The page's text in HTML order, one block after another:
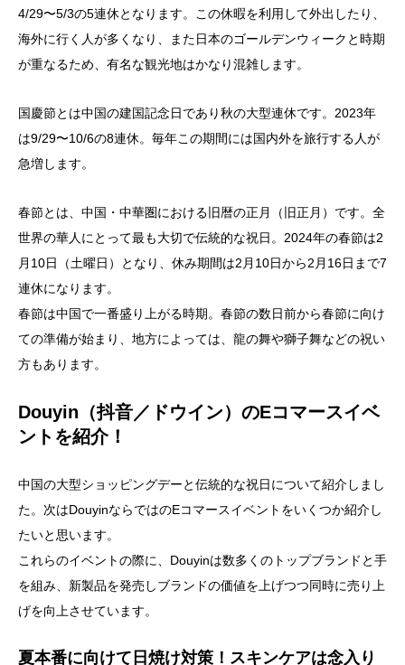
4/29〜5/3の5連休となります。この休暇を利用して外出したり、
海外に行く人が多くなり、また日本のゴールデンウィークと時期
が重なるため、有名な観光地はかなり混雑します。
国慶節とは中国の建国記念日であり秋の大型連休です。2023年
は9/29〜10/6の8連休。毎年この期間には国内外を旅行する人が
急増します。
春節とは、中国・中華圏における旧暦の正月（旧正月）です。全
世界の華人にとって最も大切で伝統的な祝日。2024年の春節は2
月10日（土曜日）となり、休み期間は2月10日から2月16日まで7
連休になります。
春節は中国で一番盛り上がる時期。春節の数日前から春節に向け
ての準備が始まり、地方によっては、龍の舞や獅子舞などの祝い
方もあります。
Douyin（抖音／ドウイン）のEコマースイベ
ントを紹介！
中国の大型ショッピングデーと伝統的な祝日について紹介しまし
た。次はDouyinならではのEコマースイベントをいくつか紹介し
たいと思います。
これらのイベントの際に、Douyinは数多くのトップブランドと手
を組み、新製品を発売しブランドの価値を上げつつ同時に売り上
げを向上させています。
夏本番に向けて日焼け対策！スキンケアは念入り